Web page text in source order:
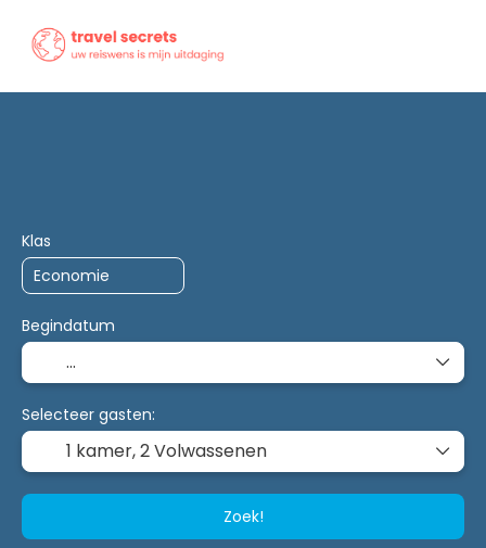
Klas
Begindatum
Selecteer gasten:
1 kamer,2 Volwassenen
Zoek!